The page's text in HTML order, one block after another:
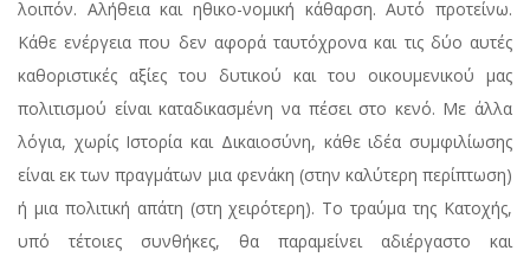
λοιπόν. Αλήθεια και ηθικο-νομική κάθαρση. Αυτό προτείνω.
Κάθε ενέργεια που δεν αφορά ταυτόχρονα και τις δύο αυτές
καθοριστικές αξίες του δυτικού και του οικουμενικού μας
πολιτισμού είναι καταδικασμένη να πέσει στο κενό. Με άλλα
λόγια, χωρίς Ιστορία και Δικαιοσύνη, κάθε ιδέα συμφιλίωσης
είναι εκ των πραγμάτων μια φενάκη (στην καλύτερη περίπτωση)
ή μια πολιτική απάτη (στη χειρότερη). Το τραύμα της Κατοχής,
υπό τέτοιες συνθήκες, θα παραμείνει αδιέργαστο και